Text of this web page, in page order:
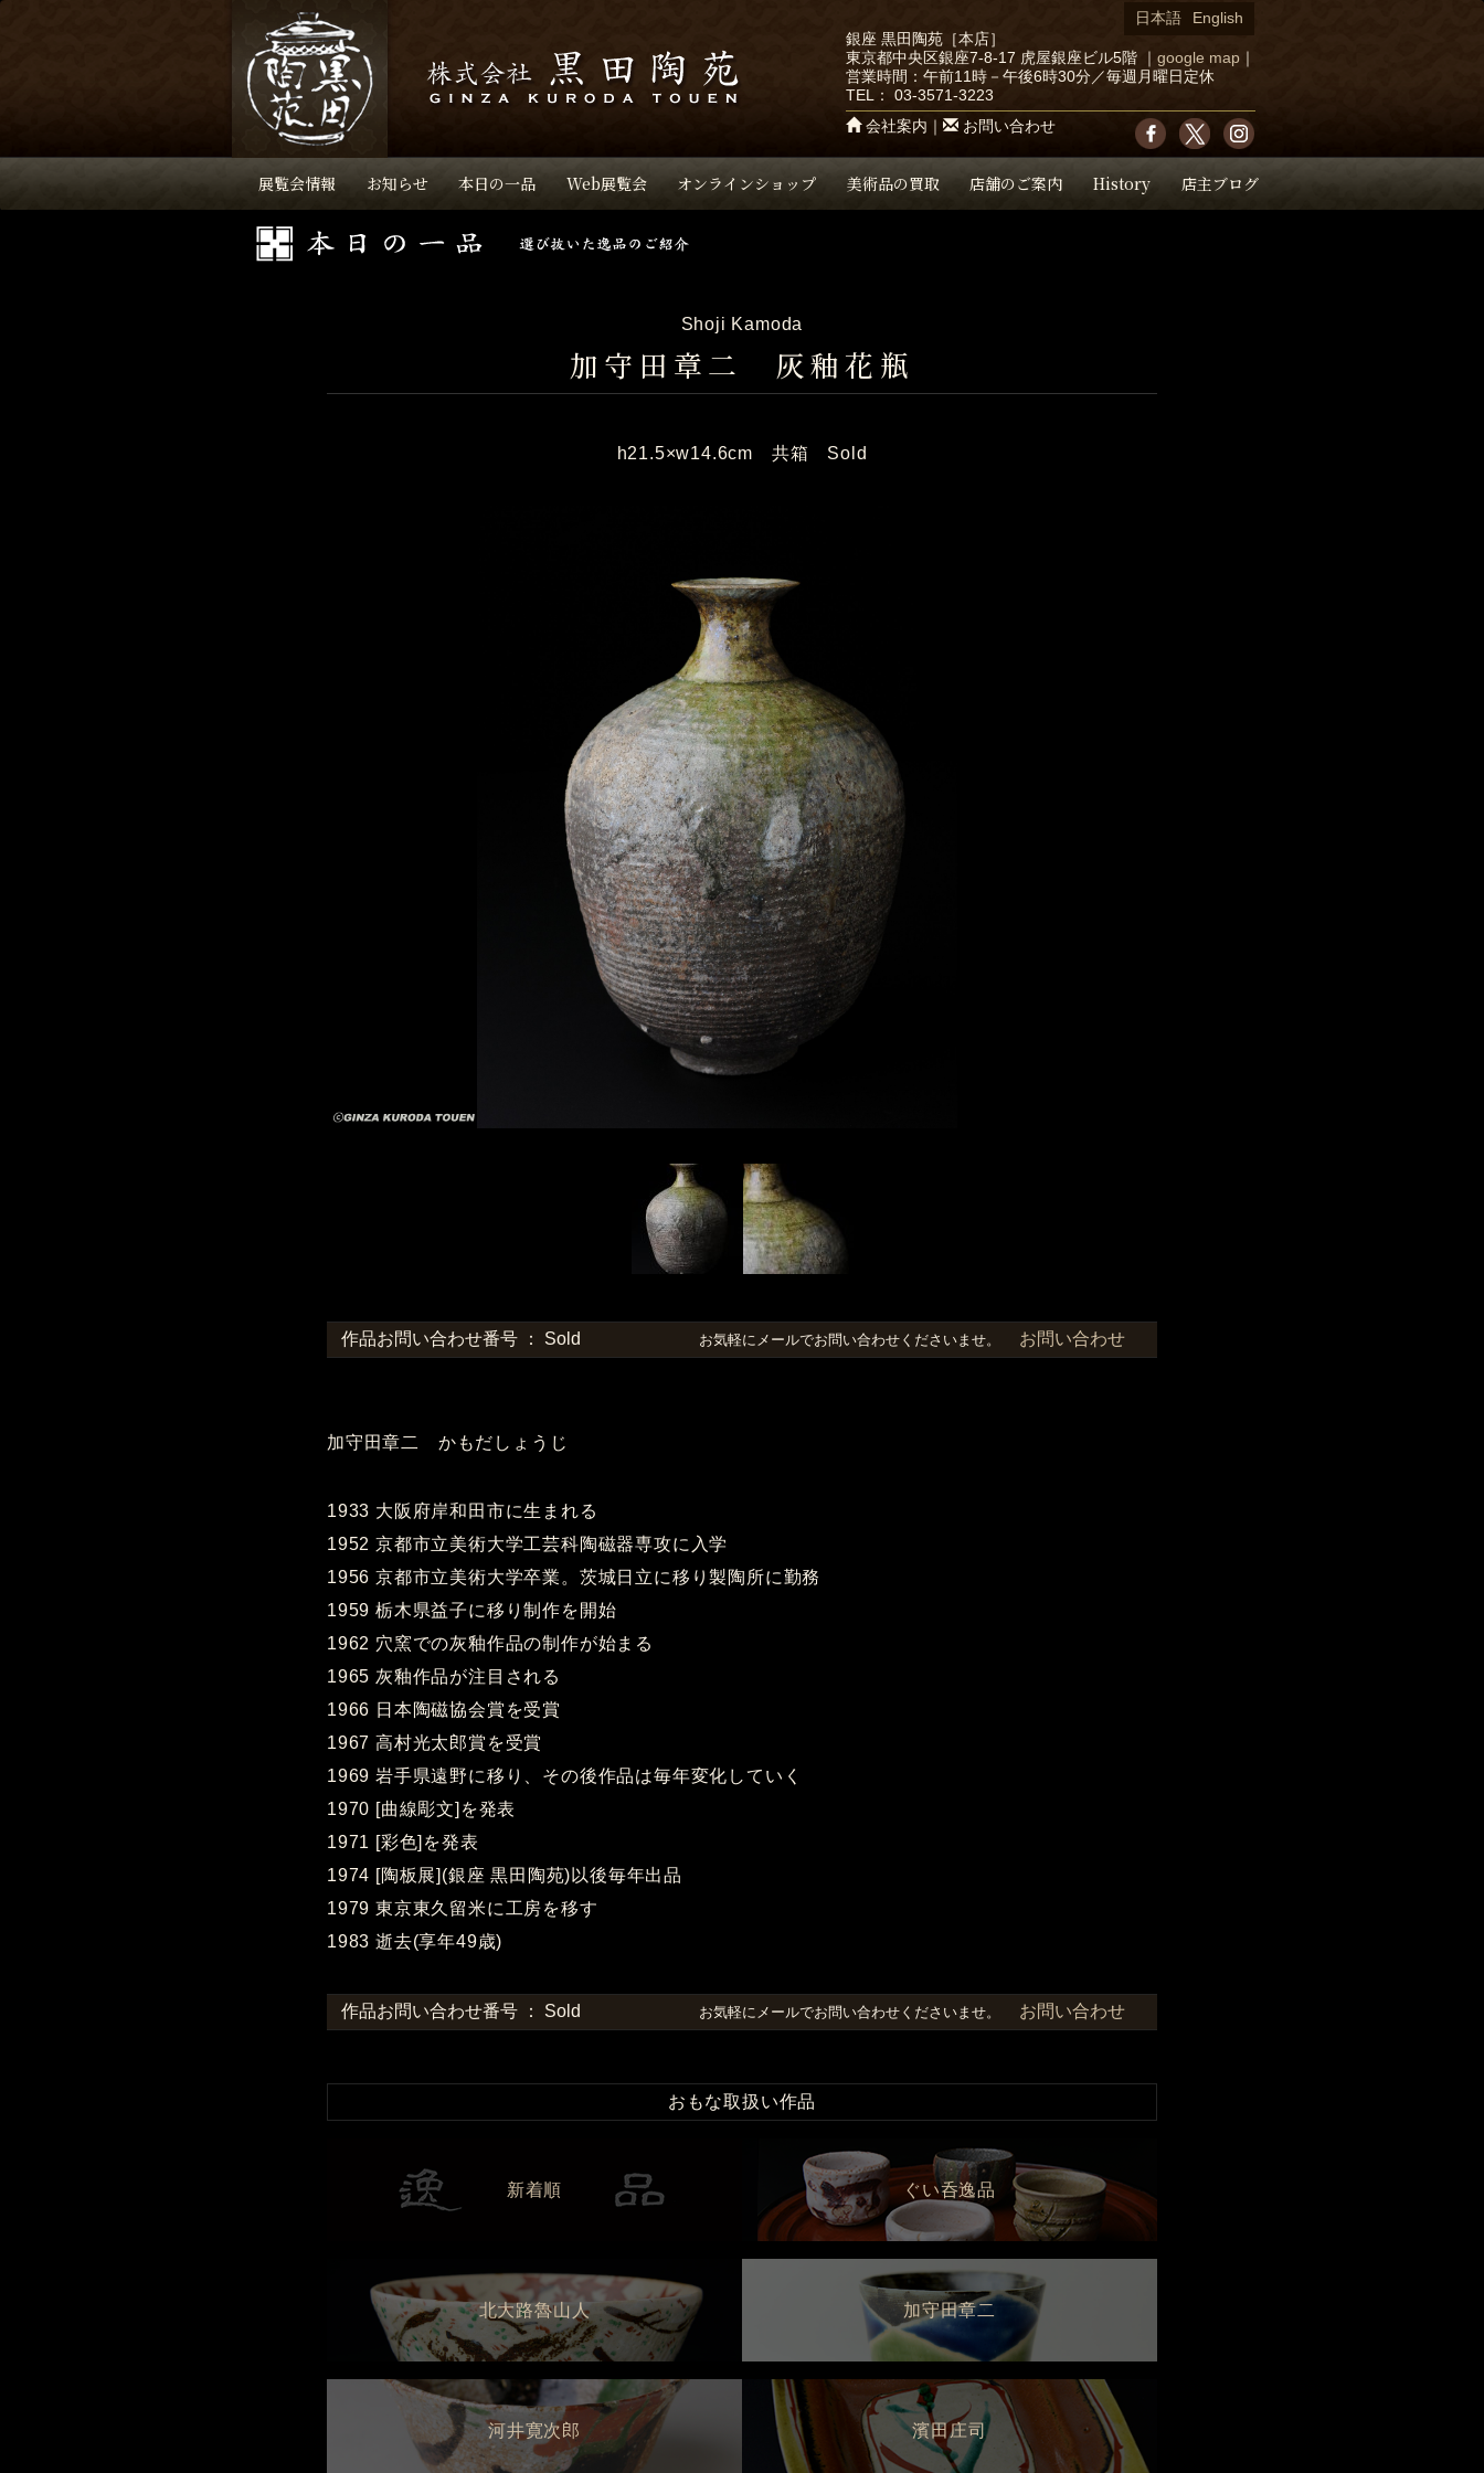
展覧会情報 お知らせ 本日の一品 Web展覧会 オンラインショップ 美術品の買取 店舗のご案内 History 店主ブログ
銀座 黒田陶苑［本店］
東京都中央区銀座7-8-17 虎屋銀座ビル5階
google map
営業時間：午前11時－午後6時30分／毎週月曜日定休
TEL： 03-3571-3223
会社案内
お問い合わせ
日本語 English
Shoji Kamoda
加守田章二 灰釉花瓶
h21.5×w14.6cm 共箱 Sold
作品お問い合わせ番号 ： Sold お気軽にメールでお問い合わせくださいませ。 お問い合わせ
加守田章二 かもだしょうじ
1933 大阪府岸和田市に生まれる
1952 京都市立美術大学工芸科陶磁器専攻に入学
1956 京都市立美術大学卒業。茨城日立に移り製陶所に勤務
1959 栃木県益子に移り制作を開始
1962 穴窯での灰釉作品の制作が始まる
1965 灰釉作品が注目される
1966 日本陶磁協会賞を受賞
1967 高村光太郎賞を受賞
1969 岩手県遠野に移り、その後作品は毎年変化していく
1970 [曲線彫文]を発表
1971 [彩色]を発表
1974 [陶板展](銀座 黒田陶苑)以後毎年出品
1979 東京東久留米に工房を移す
1983 逝去(享年49歳)
作品お問い合わせ番号 ： Sold お気軽にメールでお問い合わせくださいませ。 お問い合わせ
おもな取扱い作品
新着順 ぐい呑逸品
北大路魯山人 加守田章二
河井寛次郎 濱田庄司